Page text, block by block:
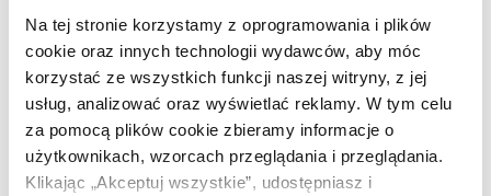
Na tej stronie korzystamy z oprogramowania i plików
cookie oraz innych technologii wydawców, aby móc
korzystać ze wszystkich funkcji naszej witryny, z jej
usług, analizować oraz wyświetlać reklamy. W tym celu
za pomocą plików cookie zbieramy informacje o
użytkownikach, wzorcach przeglądania i przeglądania.
Klikając „Akceptuj wszystkie”, udostępniasz i
75 ,44 zł
Zasłona prysznicowa 210961319
Sealskin Brix
283
Koszyk
Tiger Caddy